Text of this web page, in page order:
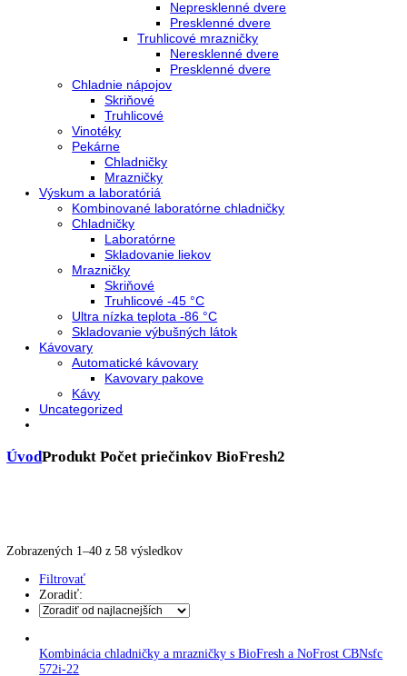
Gastro prevádzky
Kombinované chladničky
Chladničky
Nepresklenné dvere
Presklenné dvere
Mrazničky
Skriňové mrazničky
Truhlicové mrazničky
Chladnie nápojov
Skriňové
Truhlicové
Vinotéky
Pekárne
Chladničky
Mrazničky
Výskum a laboratóriá
Kombinované laboratórne chladničky
Chladničky
Laboratórne
Skladovanie liekov
Mrazničky
Truhlicové -45 °C
Kávy
Uncategorized